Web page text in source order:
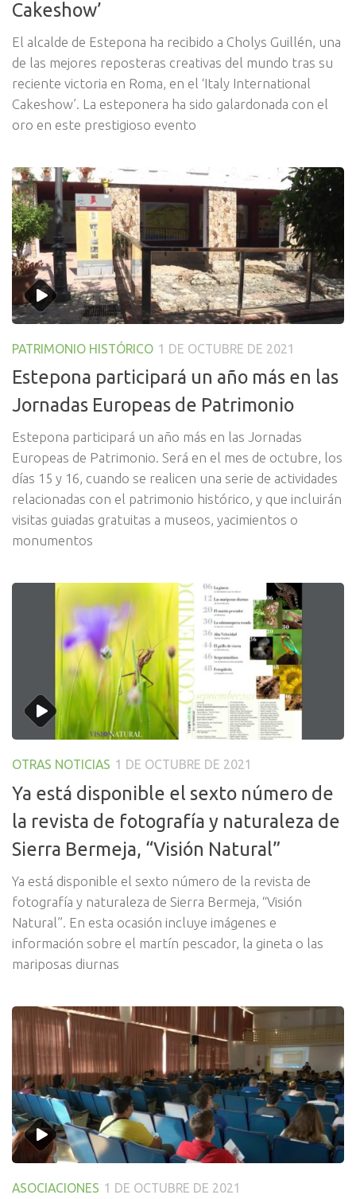
Cakeshow’
El alcalde de Estepona ha recibido a Cholys Guillén, una
de las mejores reposteras creativas del mundo tras su
reciente victoria en Roma, en el ‘Italy International
Cakeshow’. La esteponera ha sido galardonada con el
oro en este prestigioso evento
PATRIMONIO HISTÓRICO 1 DE OCTUBRE DE 2021
Estepona participará un año más en las
Jornadas Europeas de Patrimonio
Estepona participará un año más en las Jornadas
Europeas de Patrimonio. Será en el mes de octubre, los
días 15 y 16, cuando se realicen una serie de actividades
relacionadas con el patrimonio histórico, y que incluirán
visitas guiadas gratuitas a museos, yacimientos o
monumentos
OTRAS NOTICIAS 1 DE OCTUBRE DE 2021
Ya está disponible el sexto número de
la revista de fotografía y naturaleza de
Sierra Bermeja, “Visión Natural”
Ya está disponible el sexto número de la revista de
fotografía y naturaleza de Sierra Bermeja, “Visión
Natural”. En esta ocasión incluye imágenes e
información sobre el martín pescador, la gineta o las
mariposas diurnas
ASOCIACIONES 1 DE OCTUBRE DE 2021